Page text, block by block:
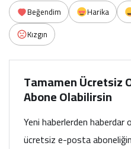
Beğendim Harika
Kızgın
Tamamen Ücretsiz
Abone Olabilirsin
Yeni haberlerden haberdar
ücretsiz e-posta